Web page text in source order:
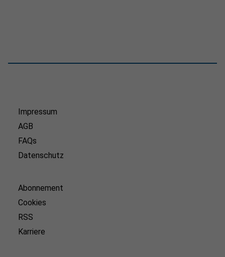
Impressum
AGB
FAQs
Datenschutz
Abonnement
Cookies
RSS
Karriere